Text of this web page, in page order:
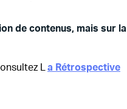
de contenus, mais sur la
L
a Rétrospective